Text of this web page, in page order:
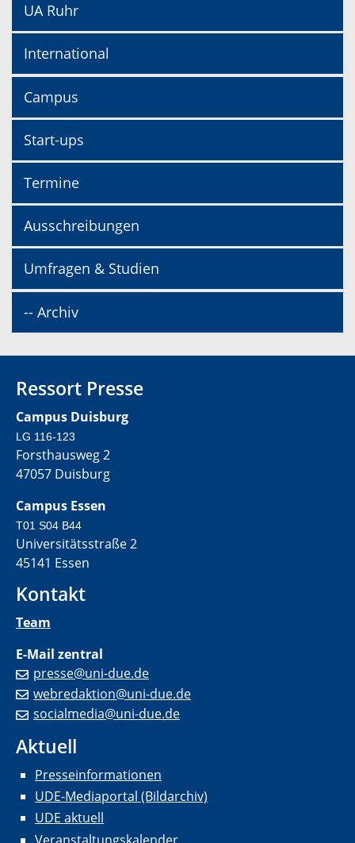
UA Ruhr
International
Campus
Start-ups
Termine
Ausschreibungen
Umfragen & Studien
-- Archiv
Ressort Presse
Campus Duisburg
LG 116-123
Forsthausweg 2
47057 Duisburg
Campus Essen
T01 S04 B44
Universitätsstraße 2
45141 Essen
Kontakt
Team
E-Mail zentral
presse@uni-due.de
webredaktion@uni-due.de
socialmedia@uni-due.de
Aktuell
Presseinformationen
UDE-Mediaportal (Bildarchiv)
UDE aktuell
Veranstaltungskalender